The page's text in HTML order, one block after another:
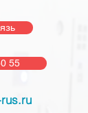
55